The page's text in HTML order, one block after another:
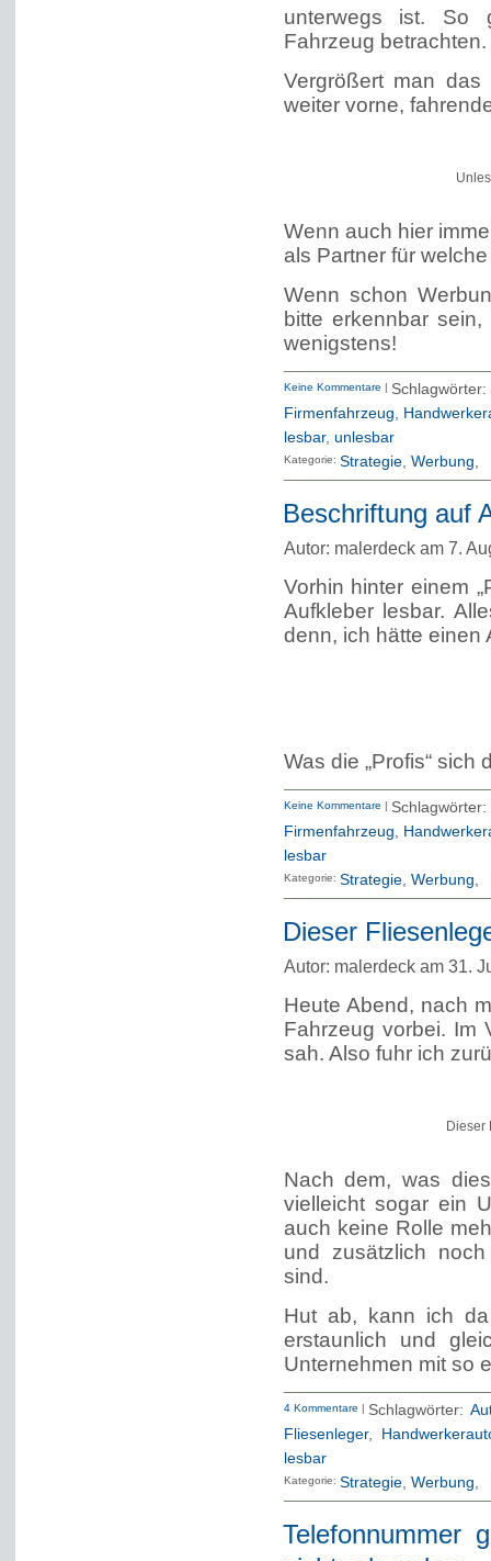
unterwegs ist. So
Fahrzeug betrachten.
Vergrößert man
weiter vorne,
Wenn auch hier
als Partner für
Wenn schon
bitte erkennbar
wenigstens!
Keine Kommentare |
Firmenfahrzeug,
lesbar, unlesbar
Kategorie: Strategie Werbung
Beschriftung auf
Autor: malerdeck am 7.
Vorhin hinter einem
Aufkleber lesbar.
denn, ich hätte einen
Was die „Profis“
Keine Kommentare |
Firmenfahrzeug,
lesbar
Kategorie: Strategie Werbung
Dieser
Autor: malerdeck am 31.
Heute Abend, nach
Fahrzeug vorbei. Im
sah. Also fuhr ich
Dieser
Nach dem, was
vielleicht sogar ein
auch keine Rolle
und zusätzlich
sind.
Hut ab, kann ich
erstaunlich und
Unternehmen mit so
4 Kommentare | Schlagwörter:
Fliesenleger,
lesbar
Kategorie: Strategie Werbung
Telefonnummer